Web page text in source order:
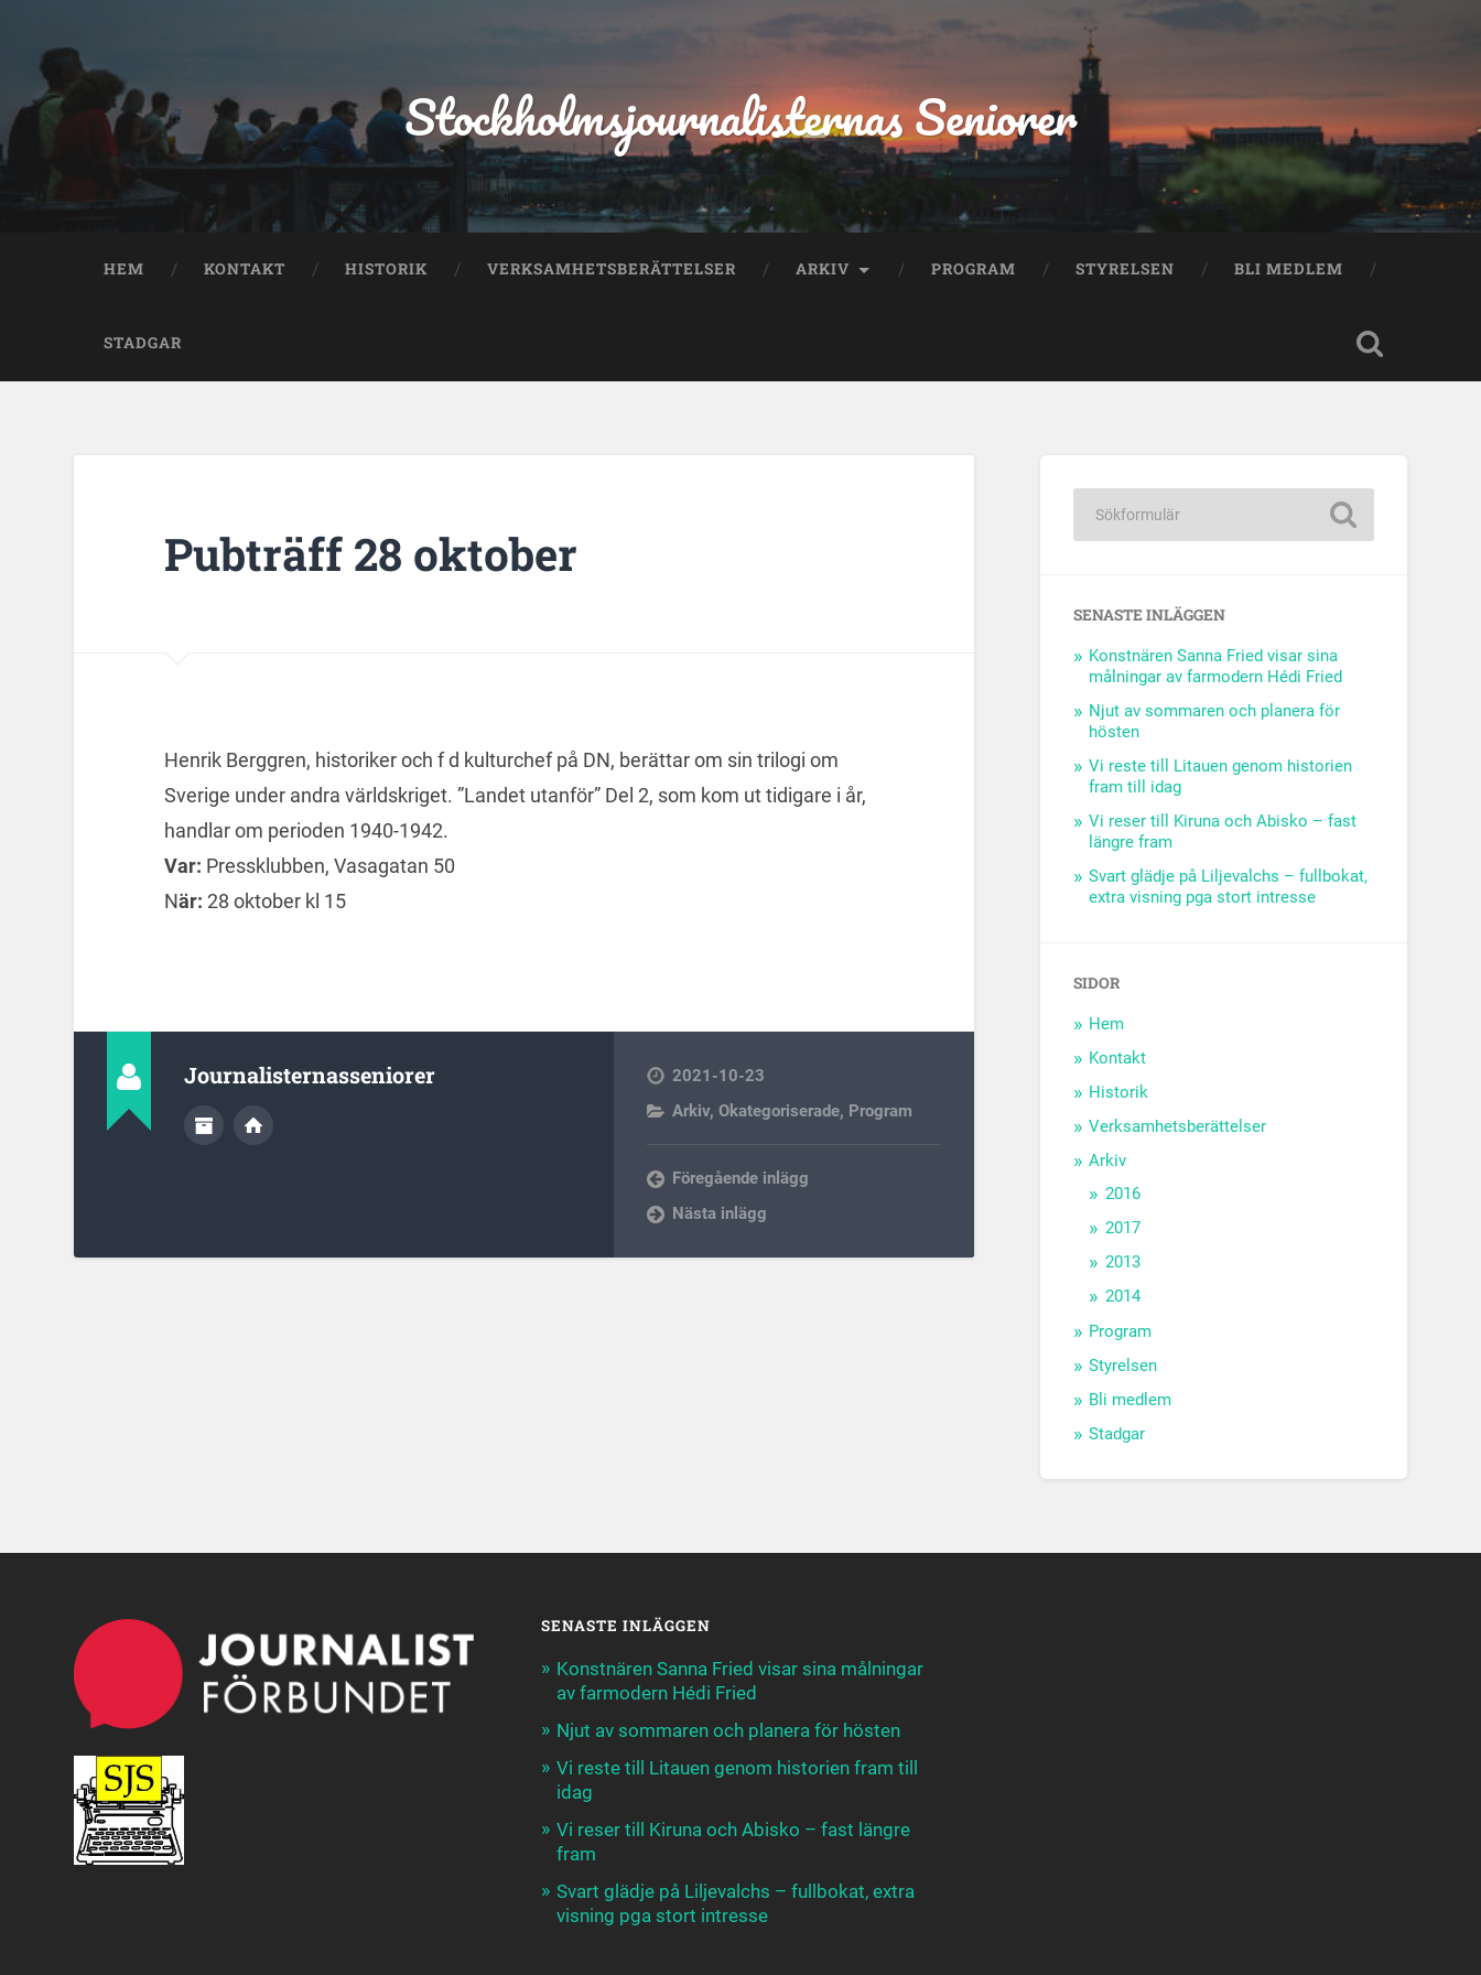
Stockholmsjournalisternas Seniorer
HEM KONTAKT HISTORIK VERKSAMHETSBERÄTTELSER ARKIV PROGRAM STYRELSEN BLI MEDLEM
STADGAR
Pubträff 28 oktober
Henrik Berggren, historiker och f d kulturchef på DN, berättar om sin trilogi om
Sverige under andra världskriget. ”Landet utanför” Del 2, som kom ut tidigare i år,
handlar om perioden 1940-1942.
Var: Pressklubben, Vasagatan 50
När: 28 oktober kl 15
Journalisternasseniorer
2021-10-23
Arkiv,Okategoriserade, Program
Föregående inlägg
Nästa inlägg
SENASTE INLÄGGEN
Konstnären Sanna Fried visar sina
målningar av farmodern Hédi Fried
Njut av sommaren och planera för
hösten
Vi reste till Litauen genom historien
fram till idag
Vi reser till Kiruna och Abisko – fast
längre fram
Svart glädje på Liljevalchs – fullbokat,
extra visning pga stort intresse
SIDOR
Hem
Kontakt
Historik
Verksamhetsberättelser
Arkiv
2016
2017
2013
2014
Program
Styrelsen
Bli medlem
Stadgar
SENASTE INLÄGGEN
Konstnären Sanna Fried visar sina målningar
av farmodern Hédi Fried
Njut av sommaren och planera för hösten
Vi reste till Litauen genom historien fram till
idag
Vi reser till Kiruna och Abisko – fast längre
fram
Svart glädje på Liljevalchs – fullbokat, extra
visning pga stort intresse